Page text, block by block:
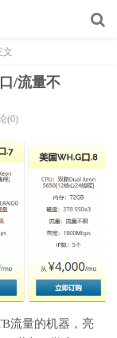
文
/流量不
(0)
流量的机器，亮